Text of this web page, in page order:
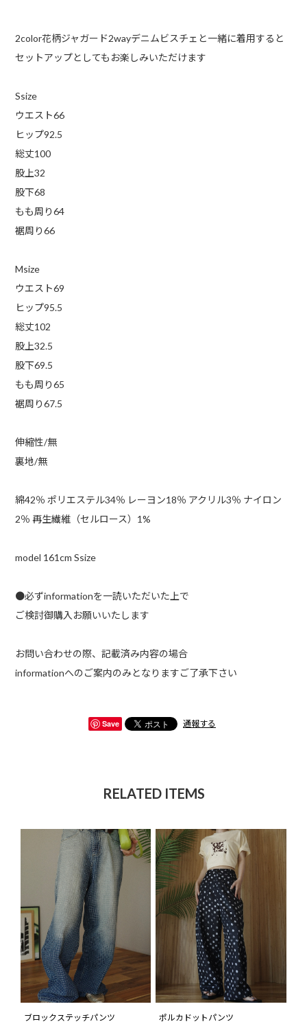
2color花柄ジャガード2wayデニムビスチェと一緒に着用すると
セットアップとしてもお楽しみいただけます
Ssize
ウエスト66
ヒップ92.5
総丈100
股上32
股下68
もも周り64
裾周り66
Msize
ウエスト69
ヒップ95.5
総丈102
股上32.5
股下69.5
もも周り65
裾周り67.5
伸縮性/無
裏地/無
綿42％ ポリエステル34％ レーヨン18％ アクリル3％ ナイロン
2％ 再生繊維（セルロース）1%
model 161cm Ssize
●必ずinformationを一読いただいた上で
ご検討御購入お願いいたします
お問い合わせの際、記載済み内容の場合
informationへのご案内のみとなりますご了承下さい
Save 通報する
RELATED ITEMS
ブロックステッチパンツ ポルカドットパンツ